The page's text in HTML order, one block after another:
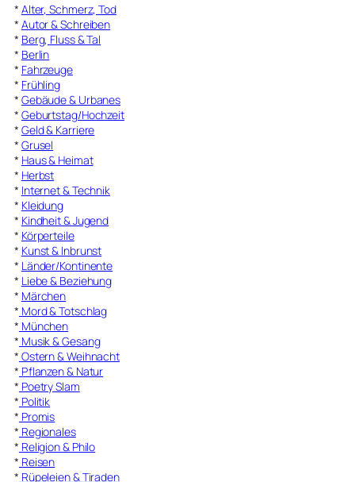
* Alter, Schmerz, Tod
* Autor & Schreiben
* Berg, Fluss & Tal
* Berlin
* Fahrzeuge
* Frühling
* Gebäude & Urbanes
* Geburtstag/Hochzeit
* Geld & Karriere
* Grusel
* Haus & Heimat
* Herbst
* Internet & Technik
* Kleidung
* Kindheit & Jugend
* Körperteile
* Kunst & Inbrunst
* Länder/Kontinente
* Liebe & Beziehung
* Märchen
* Mord & Totschlag
* München
* Musik & Gesang
* Ostern & Weihnacht
* Pflanzen & Natur
* Poetry Slam
* Politik
* Promis
* Regionales
* Religion & Philo
* Reisen
* Rüpeleien & Tiraden